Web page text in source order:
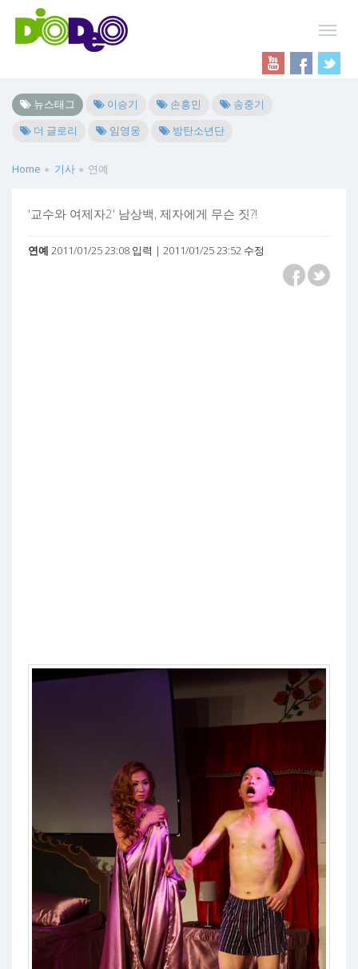
뉴스태그 이승기 손흥민
송중기
더 글로리
임영웅 방탄소년단
Home 기사 연예
'교수와 여제자2' 남상백, 제자에게 무슨 짓?!
연예 2011/01/25 23:08 입력 | 2011/01/25 23:52 수정